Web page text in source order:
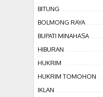
BITUNG
BOLMONG RAYA
BUPATI MINAHASA
HIBURAN
HUKRIM
HUKRIM TOMOHON
IKLAN